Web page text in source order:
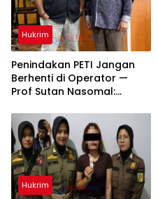
Hukrim
Penindakan PETI Jangan
Berhenti di Operator —
Prof Sutan Nasomal:
hingga Pemodal
Hukrim